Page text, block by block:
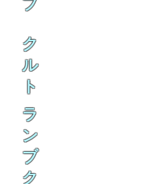
ブ
ク
ル
ト
ラ
ン
ブ
ク